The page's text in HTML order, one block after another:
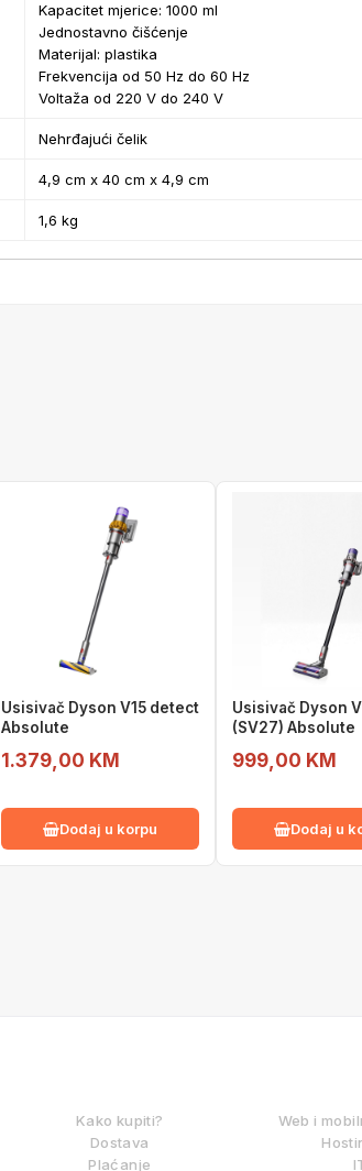
Kapacitet mjerice: 1000 ml
Jednostavno čišćenje
Materijal: plastika
Frekvencija od 50 Hz do 60 Hz
Voltaža od 220 V do 240 V
Nehrđajući čelik
4,9 cm x 40 cm x 4,9 cm
1,6 kg
Usisivač Dyson V15 detect
Absolute
1.379,00 KM
Dodaj u korpu
Usisivač Dyson
(SV27) Absolute
999,00 KM
Dodaj u
Kako kupiti?
Dostava
Plaćanje
Web i